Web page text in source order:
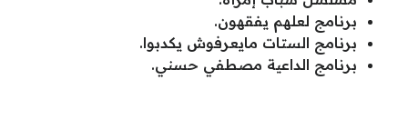
برنامج لعلهم يفقهون.
برنامج الستات مايعرفوش يكدبوا.
برنامج الداعية مصطفي حسني.